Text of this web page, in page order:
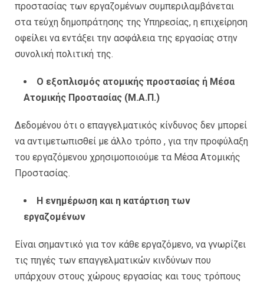
προστασίας των εργαζομένων συμπεριλαμβάνεται
στα τεύχη δημοπράτησης της Υπηρεσίας, η επιχείρηση
οφείλει να εντάξει την ασφάλεια της εργασίας στην
συνολική πολιτική της.
Ο εξοπλισμός ατομικής προστασίας ή Μέσα
Ατομικής Προστασίας (Μ.Α.Π.)
Δεδομένου ότι ο επαγγελματικός κίνδυνος δεν μπορεί
να αντιμετωπισθεί με άλλο τρόπο , για την προφύλαξη
του εργαζόμενου χρησιμοποιούμε τα Μέσα Ατομικής
Προστασίας.
Η ενημέρωση και η κατάρτιση των
εργαζομένων
Είναι σημαντικό για τον κάθε εργαζόμενο, να γνωρίζει
τις πηγές των επαγγελματικών κινδύνων που
υπάρχουν στους χώρους εργασίας και τους τρόπους